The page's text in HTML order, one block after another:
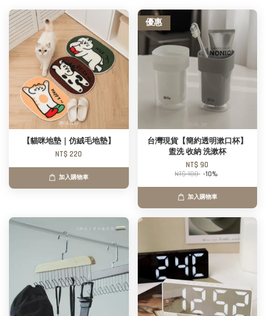
【貓咪地墊｜仿絨毛地墊】
NT$ 220
加入購物車
優惠
台灣現貨【簡約透明漱口杯】
盥洗 收納 洗漱杯
NT$ 90
NT$ 100 -10%
加入購物車